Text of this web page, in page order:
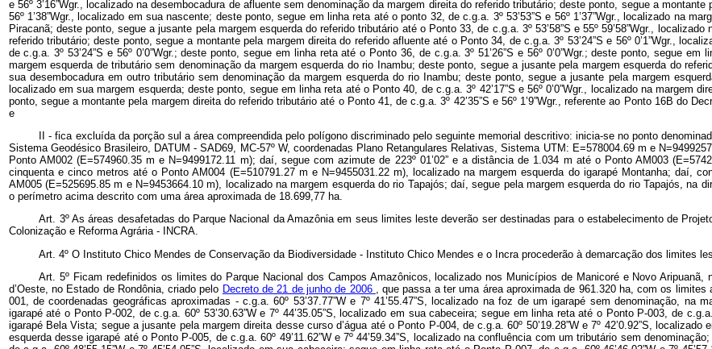
e 56º 3’16”Wgr., localizado na desembocadura de afluente sem denominação da margem direita do referido tributário; deste ponto, segue a
56º 1’38”Wgr., localizado em sua nascente; deste ponto, segue em linha reta até o ponto 32, de c.g.a. 3º 53’53”S e 56º 1’37”Wgr., localizado na
Piracanã; deste ponto, segue a jusante pela margem esquerda do referido tributário até o Ponto 33, de c.g.a. 3º 53’58”S e 55º 59’58”Wgr.,
referido tributário; deste ponto, segue a montante pela margem direita do referido afluente até o Ponto 34, de c.g.a. 3º 53’24”S e 56º 0’1”Wgr.,
de c.g.a. 3º 53’24”S e 56º 0’0”Wgr.; deste ponto, segue em linha reta até o Ponto 36, de c.g.a. 3º 51’26”S e 56º 0’0”Wgr.; deste ponto, segue
margem esquerda de tributário sem denominação da margem esquerda do rio Inambu; deste ponto, segue a jusante pela margem esquerda do
sua desembocadura em outro tributário sem denominação da margem esquerda do rio Inambu; deste ponto, segue a jusante pela margem
localizado em sua margem esquerda; deste ponto, segue em linha reta até o Ponto 40, de c.g.a. 3º 42’17”S e 56º 0’0”Wgr., localizado na margem
ponto, segue a montante pela margem direita do referido tributário até o Ponto 41, de c.g.a. 3º 42’35”S e 56º 1’9”Wgr., referente ao Ponto 16B do
e
II - fica excluída da porção sul a área compreendida pelo polígono discriminado pelo seguinte memorial descritivo: inicia-se no ponto
Sistema Geodésico Brasileiro, DATUM - SAD69, MC-57º W, coordenadas Plano Retangulares Relativas, Sistema UTM: E=578004.69 m e
Ponto AM002 (E=574960.35 m e N=9499172.11 m); daí, segue com azimute de 223º 01’02” e a distância de 1.034 m até o Ponto AM003
cinquenta e cinco metros até o Ponto AM004 (E=510791.27 m e N=9455031.22 m), localizado na margem esquerda do igarapé Montanha; daí,
AM005 (E=525695.85 m e N=9453664.10 m), localizado na margem esquerda do rio Tapajós; daí, segue pela margem esquerda do rio Tapajós,
o perímetro acima descrito com uma área aproximada de 18.699,77 ha.
Art. 3º As áreas desafetadas do Parque Nacional da Amazônia em seus limites leste deverão ser destinadas para o estabelecimento de
Colonização e Reforma Agrária - INCRA.
Art. 4º O Instituto Chico Mendes de Conservação da Biodiversidade - Instituto Chico Mendes e o Incra procederão à demarcação dos limites
Art. 5º Ficam redefinidos os limites do Parque Nacional dos Campos Amazônicos, localizado nos Municípios de Manicoré e Novo
d’Oeste, no Estado de Rondônia, criado pelo Decreto de 21 de junho de 2006 , que passa a ter uma área aproximada de 961.320 ha, com os limites a seguir descritos, referenciados pelo DATUM Sirgas 2000: inicia no Ponto P-001, de coordenadas geográficas aproximadas - c.g.a. 60º 53’37.77”W e 7º 41’55.47”S, localizado na foz de um igarapé sem denominação, na margem direita do rio Roosevelt; segue a montante pela margem esquerda do igarapé até o Ponto P-002, de c.g.a. 60º 53’30.63”W e 7º 44’35.05”S, localizado em sua cabeceira; segue em linha reta até o Ponto P-003, de c.g.a. 60º 52’48.83”W e 7º 44’44.02”S, localizado na cabeceira de um tributário do igarapé Bela Vista; segue a jusante pela margem direita desse curso d’água até o Ponto P-004, de c.g.a. 60º 50’19.28”W e 7º 42’0.92”S, localizado em sua confluência com o igarapé Bela Vista; segue a montante pela margem esquerda desse igarapé até o Ponto P-005, de c.g.a. 60º 49’11.62”W e 7º 44’59.34”S, localizado na confluência com um tributário sem denominação; segue a montante pela margem esquerda desse tributário até o Ponto P-006, de c.g.a. 60º 48’55.15”W e 7º 45’54.05”S, localizado em sua cabeceira; segue em linha reta até o Ponto P-007, de c.g.a. 60º 46’46.02”W e 7º 45’57.13”S, localizado na foz de um tributário do igarapé da Sereia; segue em linha reta até o Ponto P-008, de c.g.a. 60º 45’25.04”W e 7º 46’21.91”S, localizado na cabeceira de um tributário do igarapé Repartimento do Aruanã; segue a jusante pela margem direita desse tributário até o Ponto P-009, de c.g.a. 60º 44’13.67”W e 7º 46’47.98”S, localizado em sua confluência com o igarapé Repartimento do Aruanã; segue a jusante pela margem direita do igarapé Repartimento do Aruanã até o Ponto P-010, de c.g.a. 60º 41’25.44”W e 7º 45’51.11”S, localizado na confluência desse igarapé com um tributário sem denominação; segue em linha reta até o Ponto P-011, de c.g.a. 60º 40’10.33”W e 7º 47’8.94”S, localizado na foz de um pequeno tributário do igarapé Aruanã; segue a montante pela margem esquerda do igarapé Aruanã até o Ponto P-012, de c.g.a. 60º 40’1.29”W e 7º 49’4.18”S, localizado na foz de um tributário sem denominação; segue a montante pela margem esquerda desse tributário até o Ponto P-013, de c.g.a. 60º 38’35.95”W e 7º 53’43.81”S, localizado em sua cabeceira; segue em linha reta até o Ponto P-014, de c.g.a. 60º 38’20.92”W e 7º 53’45.95”S, localizado na cabeceira de um pequeno tributário do igarapé Taboca; segue a jusante pela margem direita desse tributário até o Ponto P-015, de c.g.a. 60º 37’26.87”W e 7º 54’1.39”S, localizado em sua confluência com o igarapé Taboca; segue a montante pela margem esquerda do igarapé Taboca até o Ponto P-016, de c.g.a. 60º 41’32.44”W e 7º 58’1.64”S, localizado em sua cabeceira mais ao sul; segue em linha reta até o Ponto P-017, de c.g.a. 60º 41’56.93”W e 7º 58’12.12”S, localizado na cabeceira de um tributário do igarapé Trombada; segue a jusante pela margem direita do tributário e do igarapé Trombada até o Ponto P-018, de c.g.a. 60º 37’18.55”W e 8º 0’11.80”S, localizado na confluência do igarapé Trombada com o igarapé Monte Cristo; segue a montante pela margem esquerda do igarapé Monte Cristo até o Ponto P-019, de c.g.a. 60º 37’40.48”W e 8º 1’18.91”S, localizado na foz de um tributário sem denominação; segue a montante pela margem esquerda desse tributário até o Ponto P-020, de c.g.a. 60º 36’50.12”W e 8º 3’36.72”S, localizado em sua cabeceira; segue em linha reta até o Ponto P-021, de c.g.a. 60º 36’0.12”W e 8º 4’5.15”S; segue em linha reta até o Ponto P-022, de c.g.a. 60º 35’16.55”W e 8º 4’18.92”S; segue em linha reta até o Ponto P-023, de c.g.a. 60º 35’18.54”W e 8º 4’35.07”S; segue em linha reta até o Ponto P-024, de c.g.a. 60º 35’4.80”W e 8º 4’43.86”S; segue em linha reta até o Ponto P-025, de c.g.a. 60º 35’12.52”W e 8º 4’56.46”S, localizado na cabeceira de um tributário do igarapé da Anta; segue a jusante pela margem direita desse tributário e do igarapé da Anta até o Ponto P-026, de c.g.a. 60º 31’50.01”W e 8º 7’11.87”S, localizado na confluência do igarapé da Anta com o igarapé da Taboca; segue a jusante pela margem direita do igarapé da Taboca até o Ponto P-027, de c.g.a. 60º 27’49.85”W e 8º 3’2.84”S, localizado na sua foz, na margem esquerda do rio Guariba; segue a montante pela margem esquerda desse rio até o Ponto P-028, de c.g.a. 60º 29’14.50”W e 8º 26’2.20”S, coincidente com o limite da Reserva Extrativista do Guariba; segue em linha reta, acompanhando o limite dessa reserva, até o Ponto P-029, de c.g.a. 60º 36’44.15”W e 8º 29’22.39”S, coincidente com o Ponto 1 da Reserva Extrativista do Guariba; segue em linha reta até o Ponto P-030, de c.g.a. 60º 36’44.58”W e 8º